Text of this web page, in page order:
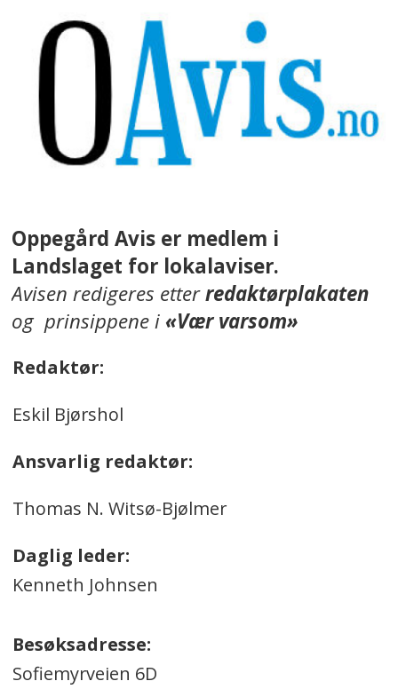
Oppegård Avis er medlem i
Landslaget for lokalaviser.
Avisen redigeres etterredaktørplakaten
og prinsippene i«Vær varsom»
Redaktør:
Eskil Bjørshol
Ansvarlig redaktør:
Thomas N. Witsø-Bjølmer
Daglig leder:
Kenneth Johnsen
Besøksadresse:
Sofiemyrveien 6D